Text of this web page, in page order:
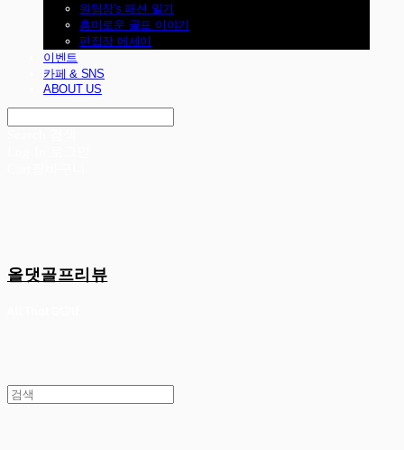
원팀장's 패션 일기
흥미로운 골프 이야기
편집장 에세이
이벤트
카페 & SNS
ABOUT US
올댓골프리뷰